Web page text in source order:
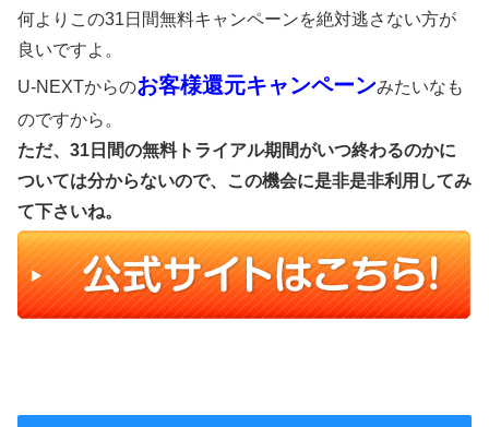
何よりこの31日間無料キャンペーンを絶対逃さない方が
良いですよ。
U-NEXTからのお客様還元キャンペーンみたいなも
のですから。
ただ、31日間の無料トライアル期間がいつ終わるのかに
ついては分からないので、この機会に是非是非利用してみ
て下さいね。